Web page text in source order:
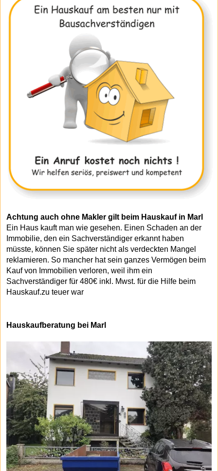
Achtung auch ohne Makler gilt beim Hauskauf in Marl
Ein Haus kauft man wie gesehen. Einen Schaden an der
Immobilie, den ein Sachverständiger erkannt haben
müsste, können Sie später nicht als verdeckten Mangel
reklamieren. So mancher hat sein ganzes Vermögen beim
Kauf von Immobilien verloren, weil ihm ein
Sachverständiger für 480€ inkl. Mwst. für die Hilfe beim
Hauskauf.zu teuer war
Hauskaufberatung bei Marl